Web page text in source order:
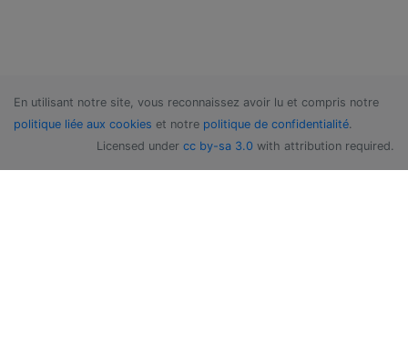
En utilisant notre site, vous reconnaissez avoir lu et compris notre
politique liée aux cookies et notre politique de confidentialité.
Licensed under cc by-sa 3.0 with attribution required.